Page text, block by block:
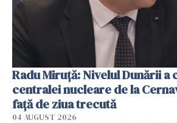
Radu Miruţă: Nivelul Dunării a
centralei nucleare de la
faţă de ziua trecută
04 AUGUST 2026